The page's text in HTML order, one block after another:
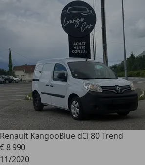
Renault KangooBlue dCi 80 Trend
€ 8 990
11/2020